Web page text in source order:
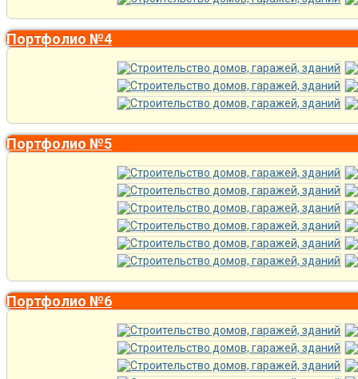
Портфолио №4
Портфолио №5
Портфолио №6